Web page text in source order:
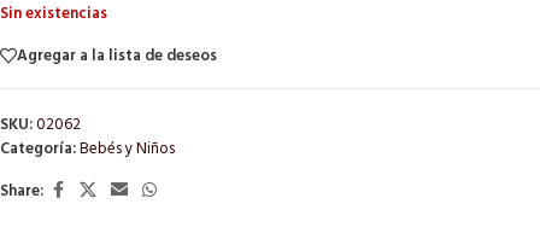
Sin existencias
Agregar a la lista de deseos
SKU:02062
Categoría:Bebés y Niños
Share: